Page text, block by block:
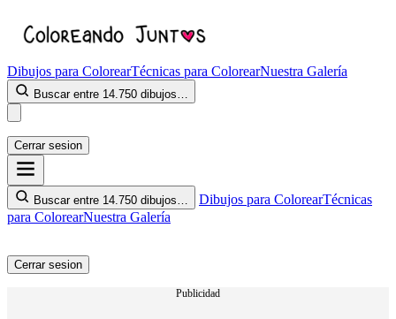
Dibujos para ColorearTécnicas para ColorearNuestra Galería
Buscar entre 14.750 dibujos…
Cerrar sesion
Buscar entre 14.750 dibujos… Dibujos para ColorearTécnicas
para ColorearNuestra Galería
Cerrar sesion
Publicidad